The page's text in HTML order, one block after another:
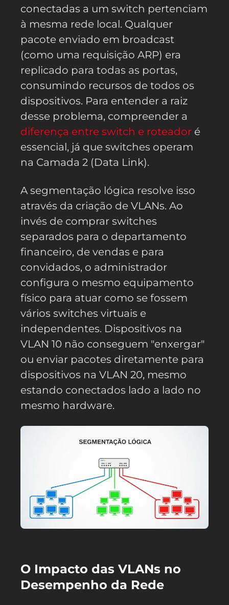
conectadas a um switch pertenciam
à mesma rede local. Qualquer
pacote enviado em broadcast
(como uma requisição ARP) era
replicado para todas as portas,
consumindo recursos de todos os
dispositivos. Para entender a raiz
desse problema, compreender a
diferença entre switch e roteador é
essencial, já que switches operam
na Camada 2 (Data Link).
A segmentação lógica resolve isso
através da criação de VLANs. Ao
invés de comprar switches
separados para o departamento
financeiro, de vendas e para
convidados, o administrador
configura o mesmo equipamento
físico para atuar como se fossem
vários switches virtuais e
independentes. Dispositivos na
VLAN 10 não conseguem "enxergar"
ou enviar pacotes diretamente para
dispositivos na VLAN 20, mesmo
estando conectados lado a lado no
mesmo hardware.
O Impacto das VLANs no
Desempenho da Rede